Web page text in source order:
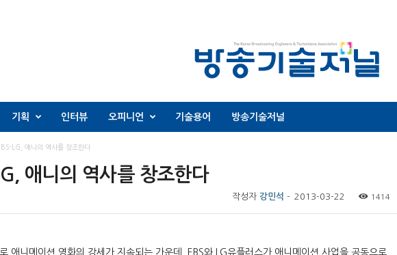
기획 인터뷰 오피니언 기술용어 방송기술저널
LG, 애니의 역사를 창조한다
애니의 역사를 창조한다
작성자 강민석 - 2013-03-22 1414
애니메이션 영화의 강세가 지속되는 가운데, EBS와 LG유플러스가 애니메이션 사업을 공동으로